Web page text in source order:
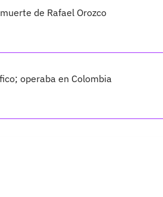
de Rafael Orozco
operaba en Colombia